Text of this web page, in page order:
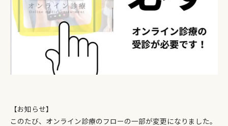
【お知らせ】
このたび、オンライン診療のフローの一部が変更になりました。